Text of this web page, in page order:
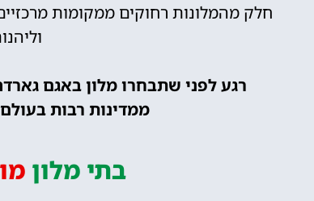
חלק מהמלונות רחוקים ממקומות
רגע לפני שתבחרו מלון באגם
ממדינות רבות
בתי מלון